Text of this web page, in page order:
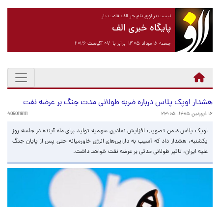
نیست بر لوح دلم جز الف قامت یار
پایگاه خبری الف
جمعه ۱۶ مرداد ۱۴۰۵ برابر با ۰۷ آگوست ۲۰۲۶
هشدار اوپک پلاس درباره ضربه طولانی مدت جنگ بر عرضه نفت
۱۶ فروردین ۱۴۰۵، ۲۳:۰۵ 4050116111
اوپک پلاس ضمن تصویب افزایش نمادین سهمیه تولید برای ماه آینده در جلسه روز
یکشنبه، هشدار داد که آسیب به دارایی‌های انرژی خاورمیانه حتی پس از پایان جنگ
علیه ایران، تاثیر طولانی مدتی بر عرضه نفت خواهد داشت.